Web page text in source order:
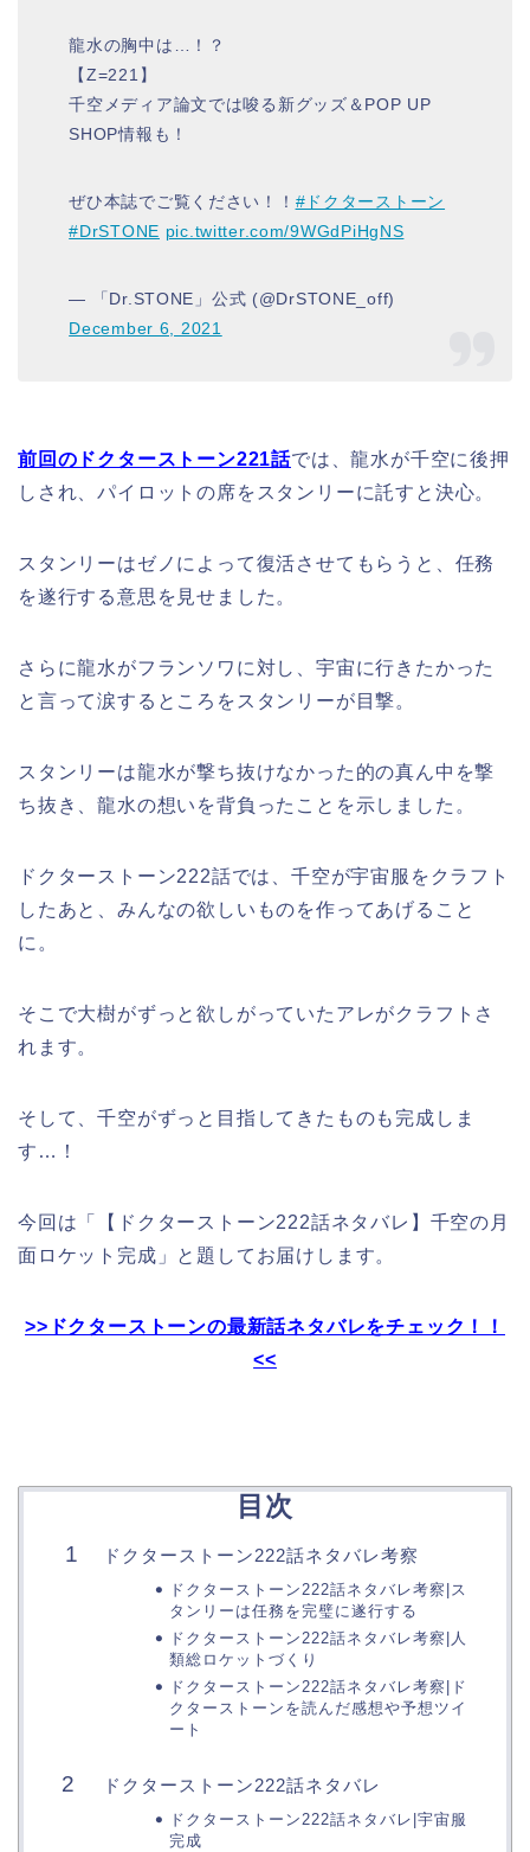
龍水の胸中は…！？
【Z=221】
千空メディア論文では唆る新グッズ＆POP UP
SHOP情報も！
ぜひ本誌でご覧ください！！ #ドクターストーン
#DrSTONE pic.twitter.com/9WGdPiHgNS
— 「Dr.STONE」公式 (@DrSTONE_off)
December 6, 2021
前回のドクターストーン221話では、龍水が千空に後押
しされ、パイロットの席をスタンリーに託すと決心。
スタンリーはゼノによって復活させてもらうと、任務
を遂行する意思を見せました。
さらに龍水がフランソワに対し、宇宙に行きたかった
と言って涙するところをスタンリーが目撃。
スタンリーは龍水が撃ち抜けなかった的の真ん中を撃
ち抜き、龍水の想いを背負ったことを示しました。
ドクターストーン222話では、千空が宇宙服をクラフト
したあと、みんなの欲しいものを作ってあげること
に。
そこで大樹がずっと欲しがっていたアレがクラフトさ
れます。
そして、千空がずっと目指してきたものも完成しま
す…！
今回は「【ドクターストーン222話ネタバレ】千空の月
面ロケット完成」と題してお届けします。
>>ドクターストーンの最新話ネタバレをチェック！！
<<
目次
ドクターストーン222話ネタバレ考察
ドクターストーン222話ネタバレ考察|ス
タンリーは任務を完璧に遂行する
ドクターストーン222話ネタバレ考察|人
類総ロケットづくり
ドクターストーン222話ネタバレ考察|ド
クターストーンを読んだ感想や予想ツイ
ート
ドクターストーン222話ネタバレ
ドクターストーン222話ネタバレ|宇宙服
完成